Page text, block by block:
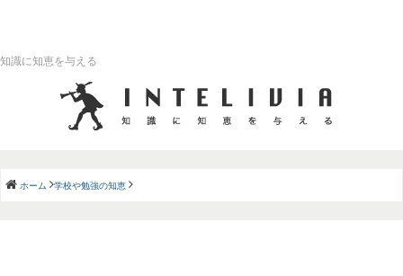
知識に知恵を与える
ホーム 学校や勉強の知恵